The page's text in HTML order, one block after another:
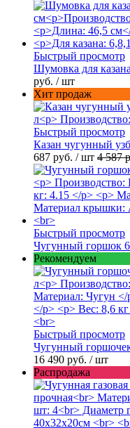
Быстрый просмотр
Шумовка для
руб. / шт
Хит продаж
Быстрый просмотр
Казан чугунный
687 руб. / шт 4 587
Быстрый просмотр
Чугунный горшок
Рекомендуем
Быстрый просмотр
Чугунный
16 490 руб. / шт
Распродажа